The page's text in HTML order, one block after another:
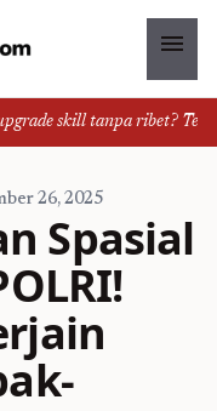
menu
skill tanpa ribet?
26, 2025
Spasial